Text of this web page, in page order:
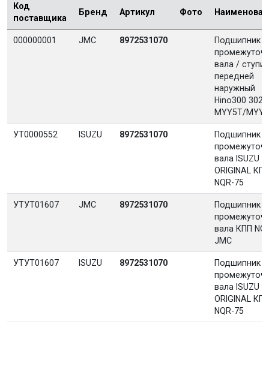
Код
поставщика
Бренд Артикул Фото
000000001 JMC 8972531070
Подшипник
вала /
передней
наружный
Hino300
MYY5T/
УТ0000552 ISUZU 8972531070
Подшипник
вала ISUZU
ORIGINAL КПП
NQR-75
УТУТ01607 JMC 8972531070
Подшипник
вала КПП
JMC
УТУТ01607 ISUZU 8972531070
Подшипник
вала ISUZU
ORIGINAL КПП
NQR-75